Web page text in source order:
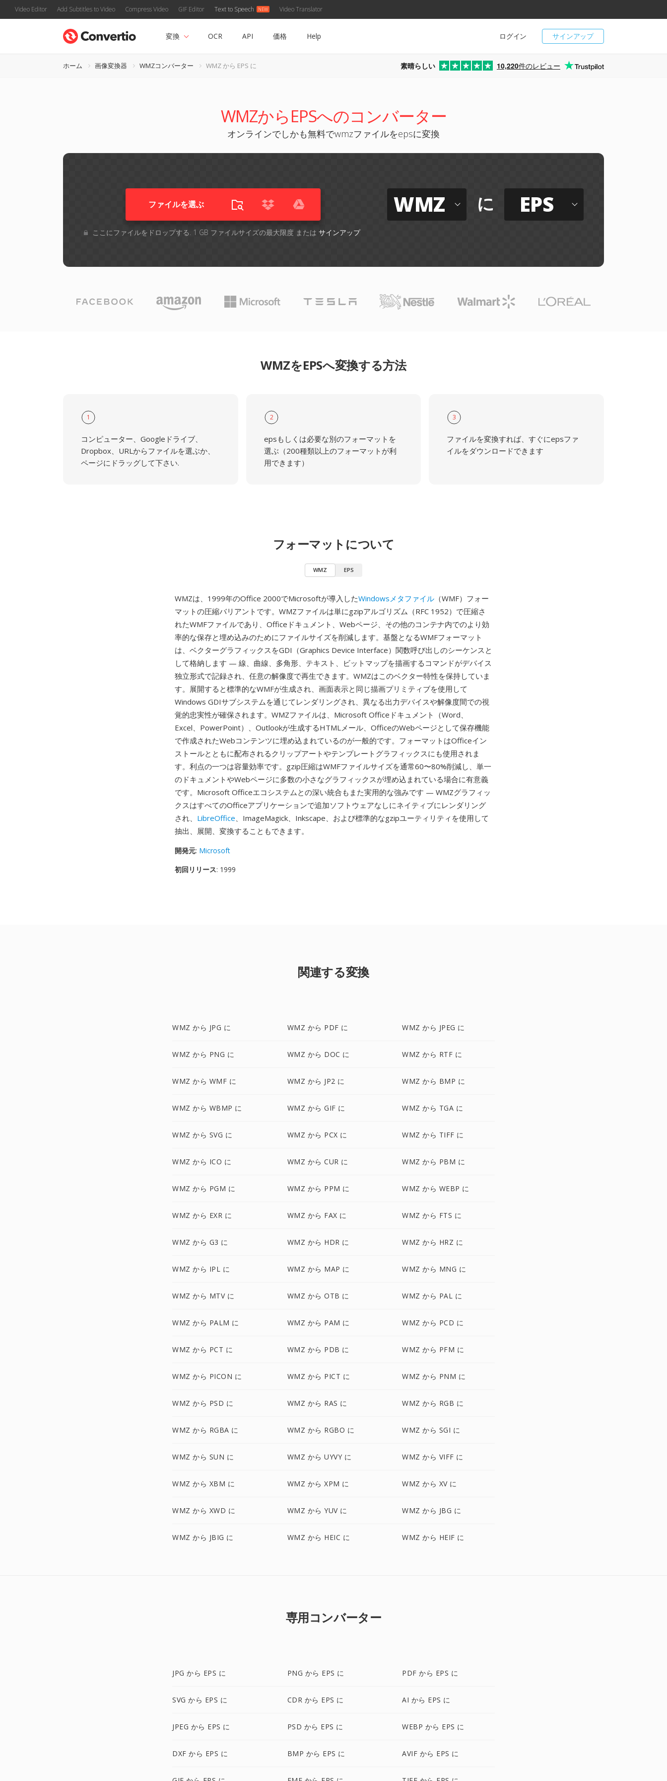
Video Editor Add Subtitles to Video Compress Video GIF Editor Text to Speech Video Translator
サインアップ
ログイン
変換 OCR API 価格 Help
ホーム 画像変換器 WMZコンバーター WMZ から EPS に 素晴らしい 10,220件のレビュー
WMZからEPSへのコンバーター
オンラインでしかも無料でwmzファイルをepsに変換
ファイルを選ぶ
ここにファイルをドロップする. 1 GB ファイルサイズの最大限度 または サインアップ
WMZ に EPS
WMZをEPSへ変換する方法
1
コンピューター、Googleドライブ、
Dropbox、URLからファイルを選ぶか、
ページにドラッグして下さい.
2
epsもしくは必要な別のフォーマットを
選ぶ（200種類以上のフォーマットが利
用できます）
3
ファイルを変換すれば、すぐにepsファ
イルをダウンロードできます
フォーマットについて
WMZ EPS
WMZは、1999年のOffice 2000でMicrosoftが導入したWindowsメタファイル （WMF）フォー
マットの圧縮バリアントです。WMZファイルは単にgzipアルゴリズム（RFC 1952）で圧縮さ
れたWMFファイルであり、Officeドキュメント、Webページ、その他のコンテナ内でのより効
率的な保存と埋め込みのためにファイルサイズを削減します。基盤となるWMFフォーマット
は、ベクターグラフィックスをGDI（Graphics Device Interface）関数呼び出しのシーケンスと
して格納します — 線、曲線、多角形、テキスト、ビットマップを描画するコマンドがデバイス
独立形式で記録され、任意の解像度で再生できます。WMZはこのベクター特性を保持していま
す。展開すると標準的なWMFが生成され、画面表示と同じ描画プリミティブを使用して
Windows GDIサブシステムを通じてレンダリングされ、異なる出力デバイスや解像度間での視
覚的忠実性が確保されます。WMZファイルは、Microsoft Officeドキュメント（Word、
Excel、PowerPoint）、Outlookが生成するHTMLメール、OfficeのWebページとして保存機能
で作成されたWebコンテンツに埋め込まれているのが一般的です。フォーマットはOfficeイン
ストールとともに配布されるクリップアートやテンプレートグラフィックスにも使用されま
す。利点の一つは容量効率です。gzip圧縮はWMFファイルサイズを通常60〜80%削減し、単一
のドキュメントやWebページに多数の小さなグラフィックスが埋め込まれている場合に有意義
です。Microsoft Officeエコシステムとの深い統合もまた実用的な強みです — WMZグラフィッ
クスはすべてのOfficeアプリケーションで追加ソフトウェアなしにネイティブにレンダリング
され、 LibreOffice、ImageMagick、Inkscape、および標準的なgzipユーティリティを使用して
抽出、展開、変換することもできます。
開発元: Microsoft
初回リリース: 1999
関連する変換
WMZ から JPG に WMZ から PDF に WMZ から JPEG に
WMZ から PNG に WMZ から DOC に WMZ から RTF に
WMZ から WMF に WMZ から JP2 に WMZ から BMP に
WMZ から WBMP に WMZ から GIF に WMZ から TGA に
WMZ から SVG に WMZ から PCX に WMZ から TIFF に
WMZ から ICO に WMZ から CUR に WMZ から PBM に
WMZ から PGM に WMZ から PPM に WMZ から WEBP に
WMZ から EXR に WMZ から FAX に WMZ から FTS に
WMZ から G3 に WMZ から HDR に WMZ から HRZ に
WMZ から IPL に WMZ から MAP に WMZ から MNG に
WMZ から MTV に WMZ から OTB に WMZ から PAL に
WMZ から PALM に WMZ から PAM に WMZ から PCD に
WMZ から PCT に WMZ から PDB に WMZ から PFM に
WMZ から PICON に WMZ から PICT に WMZ から PNM に
WMZ から PSD に WMZ から RAS に WMZ から RGB に
WMZ から RGBA に WMZ から RGBO に WMZ から SGI に
WMZ から SUN に WMZ から UYVY に WMZ から VIFF に
WMZ から XBM に WMZ から XPM に WMZ から XV に
WMZ から XWD に WMZ から YUV に WMZ から JBG に
WMZ から JBIG に WMZ から HEIC に WMZ から HEIF に
専用コンバーター
JPG から EPS に PNG から EPS に PDF から EPS に
SVG から EPS に CDR から EPS に AI から EPS に
JPEG から EPS に PSD から EPS に WEBP から EPS に
DXF から EPS に BMP から EPS に AVIF から EPS に